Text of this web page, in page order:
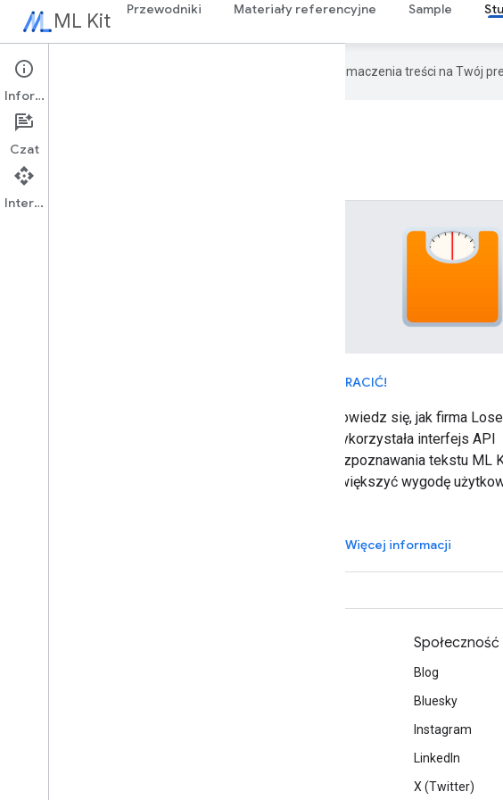
ML Kit Przewodniki Materiały referencyjne Sample
Google używa technologii AI do tłumaczenia treści na Twój
Studia przypadków
STRACIĆ!
Dowiedz się, jak firma
wykorzystała interfejs API
rozpoznawania tekstu ML
zwiększyć wygodę
Więcej informacji
Społeczność
Blog
Bluesky
Instagram
LinkedIn
X (Twitter)
Informacje
Czat
Interfejs API